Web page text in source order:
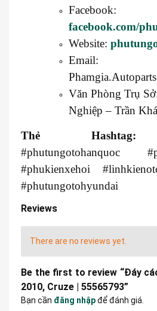
Facebook:
facebook.com/
Website:
Email:
Văn Phòng Trụ
Nghiệp – Trần
Thẻ Hashtag:
#phutungotohanquoc
#phukienxehoi
#phutungotohyundai
Reviews
There are no reviews yet.
Be the first to review “Đáy
2010, Cruze | 55565793”
Bạn cần đăng nhậpđể đánh giá.